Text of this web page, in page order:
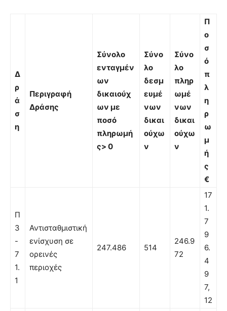
Δ
ρ
ά
σ
η
Περιγραφή
Δράσης
Σύνολο
ενταγμέν
ων
δικαιούχ
ων με
ποσό
πληρωμή
ς> 0
Σύνο
λο
δεσμ
ευμέ
νων
δικαι
ούχω
ν
Σύνο
λο
πληρ
ωμέ
νων
δικαι
ούχω
ν
Π
ο
σ
ό
π
λ
η
ρ
ω
μ
ή
ς
€
Π
3
-
7
1.
1
Αντισταθμιστική
ενίσχυση σε
ορεινές
περιοχές
247.486 514
246.9
72
17
1.
7
9
6.
4
9
7,
12